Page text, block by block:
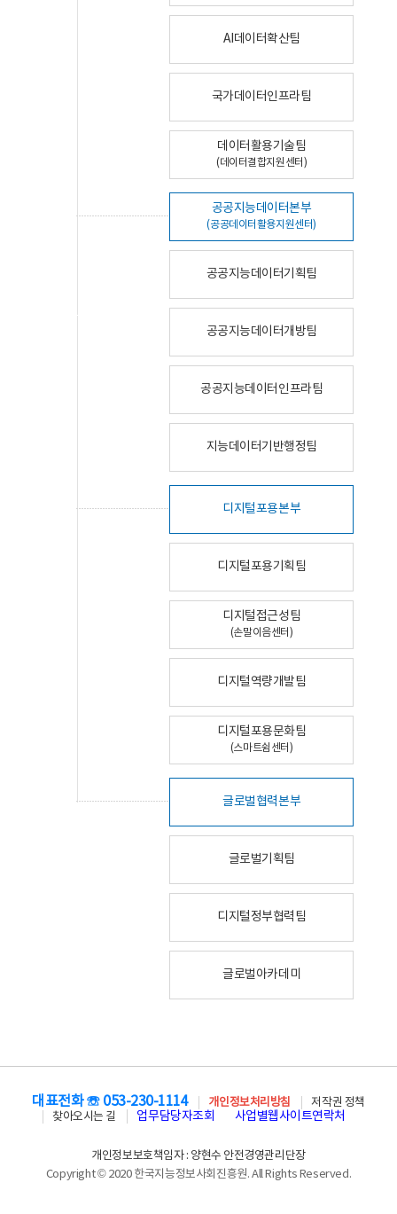
AI데이터확산팀
국가데이터인프라팀
데이터활용기술팀
(데이터결합지원센터)
공공지능데이터본부
(공공데이터활용지원센터)
공공지능데이터기획팀
공공지능데이터개방팀
공공지능데이터인프라팀
지능데이터기반행정팀
디지털포용본부
디지털포용기획팀
디지털접근성팀
(손말이음센터)
디지털역량개발팀
디지털포용문화팀
(스마트쉼센터)
글로벌협력본부
글로벌기획팀
디지털정부협력팀
글로벌아카데미
대표전화 ☏ 053-230-1114 개인정보처리방침
저작권 정책
찾아오시는 길
업무담당자조회 사업별웹사이트연락처
개인정보보호책임자 : 양현수 안전경영관리단장
Copyright © 2020 한국지능정보사회진흥원. All Rights Reserved.